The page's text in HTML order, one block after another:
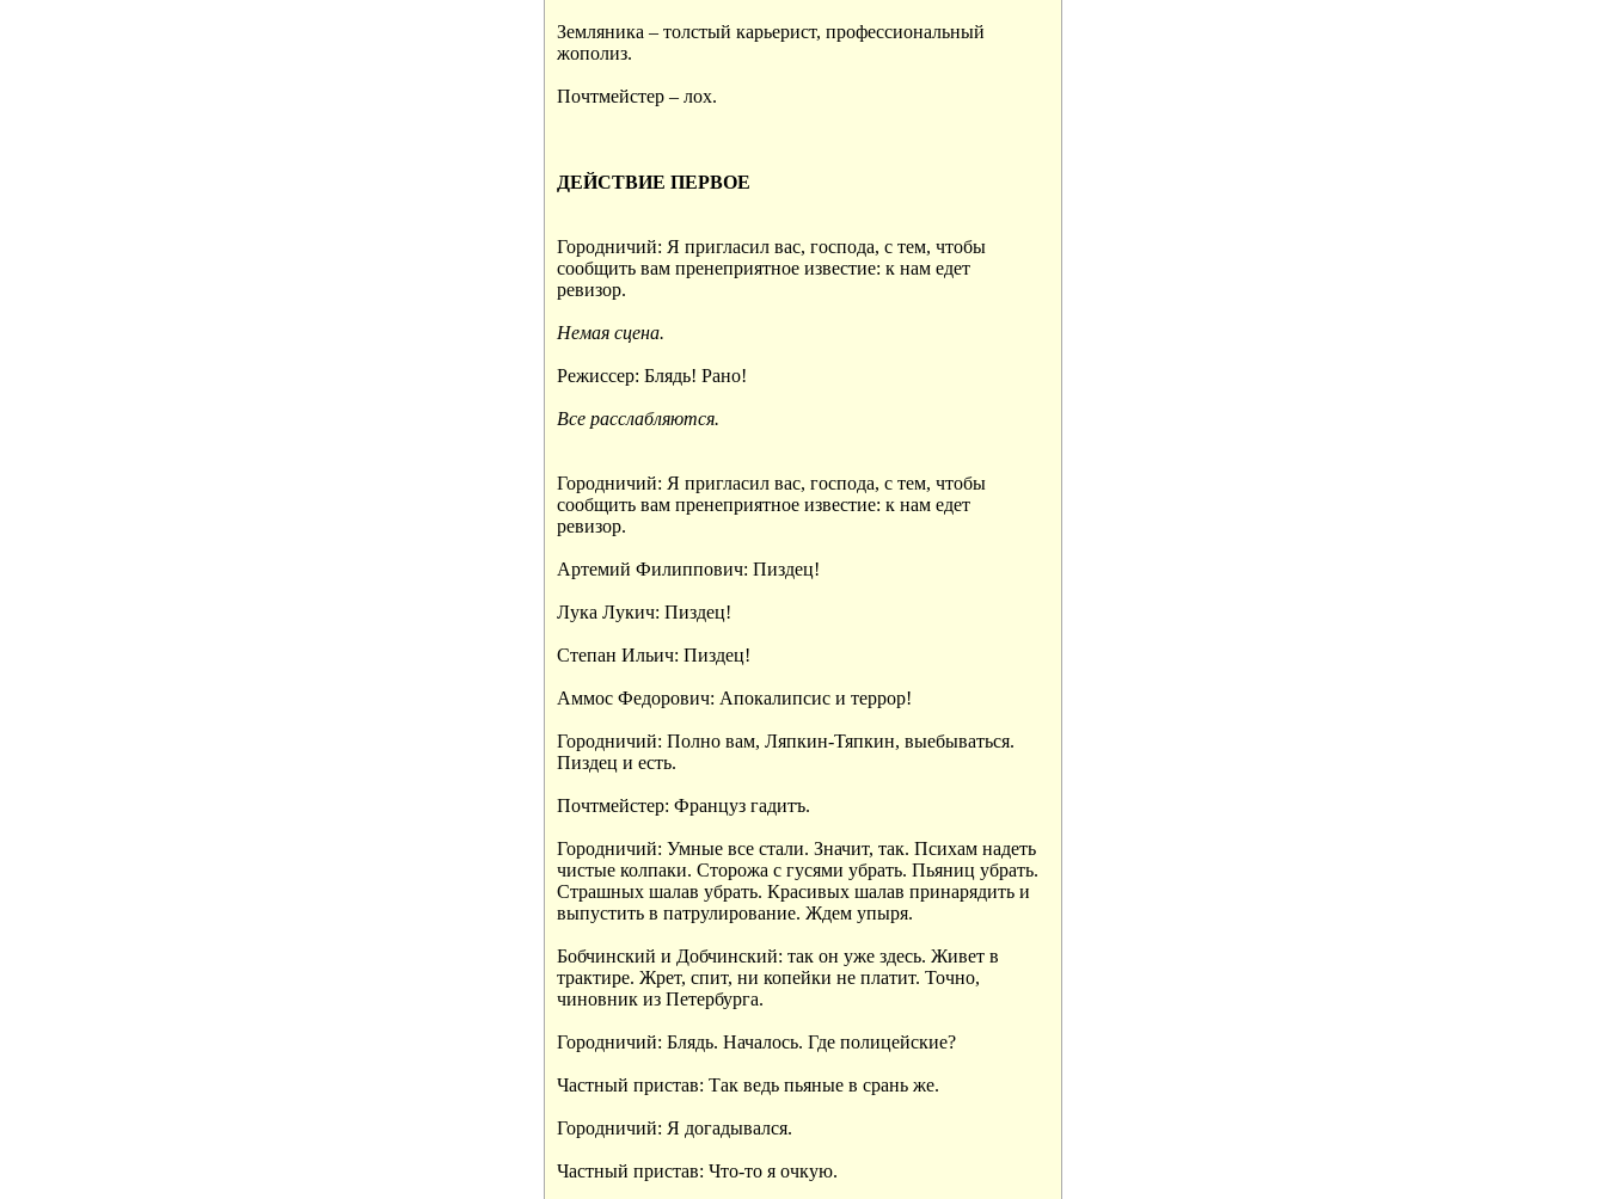
Земляника – толстый карьерист, профессиональный
жополиз.
Почтмейстер – лох.
ДЕЙСТВИЕ ПЕРВОЕ
Городничий: Я пригласил вас, господа, с тем, чтобы
сообщить вам пренеприятное известие: к нам едет
ревизор.
Немая сцена.
Режиссер: Блядь! Рано!
Все расслабляются.
Городничий: Я пригласил вас, господа, с тем, чтобы
сообщить вам пренеприятное известие: к нам едет
ревизор.
Артемий Филиппович: Пиздец!
Лука Лукич: Пиздец!
Степан Ильич: Пиздец!
Аммос Федорович: Апокалипсис и террор!
Городничий: Полно вам, Ляпкин-Тяпкин, выебываться.
Пиздец и есть.
Почтмейстер: Француз гадитъ.
Городничий: Умные все стали. Значит, так. Психам надеть
чистые колпаки. Сторожа с гусями убрать. Пьяниц убрать.
Страшных шалав убрать. Красивых шалав принарядить и
выпустить в патрулирование. Ждем упыря.
Бобчинский и Добчинский: так он уже здесь. Живет в
трактире. Жрет, спит, ни копейки не платит. Точно,
чиновник из Петербурга.
Городничий: Блядь. Началось. Где полицейские?
Частный пристав: Так ведь пьяные в срань же.
Городничий: Я догадывался.
Частный пристав: Что-то я очкую.